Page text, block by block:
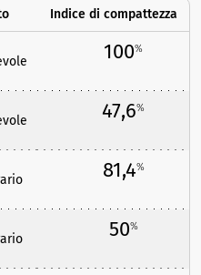
Indice di compattezza
100%
47,6%
81,4%
50%